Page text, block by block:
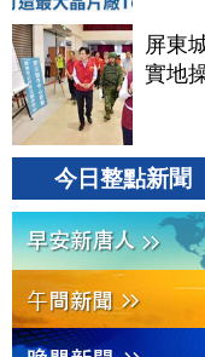
屏東
實地
今日整點新聞